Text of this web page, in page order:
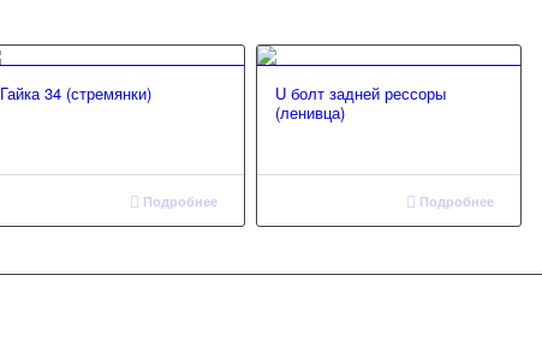
Гайка 34 (стремянки)
Подробнее
U болт задней рессоры
(ленивца)
Подробнее